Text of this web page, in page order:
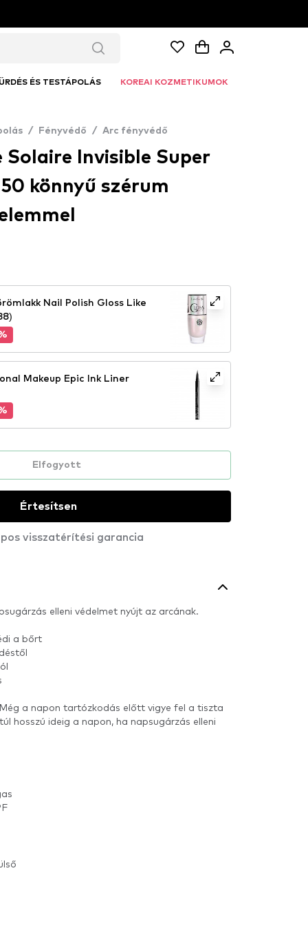
ÉS TESTÁPOLÁS KOREAI KOZMETIKUMOK
/ Fényvédő / Arc fényvédő
Invisible Super
könnyű szérum
Makeup Epic Ink Liner
Elfogyott
Értesítsen
visszatérítési garancia
elleni védelmet nyújt az arcának.
a bőrt
a napon tartózkodás előtt vigye fel a tiszta
hosszú ideig a napon, ha napsugárzás elleni